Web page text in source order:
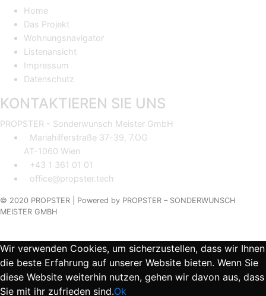
Home
Das Projekt
Wohnungsnavigator
Listenansicht
Impressum
Datenschutz
KONTAKTIEREN SIE UNS
PROPSTER - Sonderwunsch Meister GmbH
Mariahilferstraße 37-39, 7.OG
AT-1060 Wien
+43 1 361 01 01
office@propster.tech
© 2020 PROPSTER | Powered by PROPSTER – SONDERWUNSCH
MEISTER GMBH
Wir verwenden Cookies, um sicherzustellen, dass wir Ihnen
die beste Erfahrung auf unserer Website bieten. Wenn Sie
diese Website weiterhin nutzen, gehen wir davon aus, dass
Sie mit ihr zufrieden sind.Ok